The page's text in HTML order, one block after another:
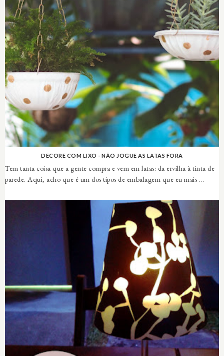
DECORE COM LIXO - NÃO JOGUE AS LATAS FORA
Tem tanta coisa que a gente compra e vem em latas: da ervilha à tinta de
parede. Aqui, acho que é um dos tipos de embalagem que eu mais ...